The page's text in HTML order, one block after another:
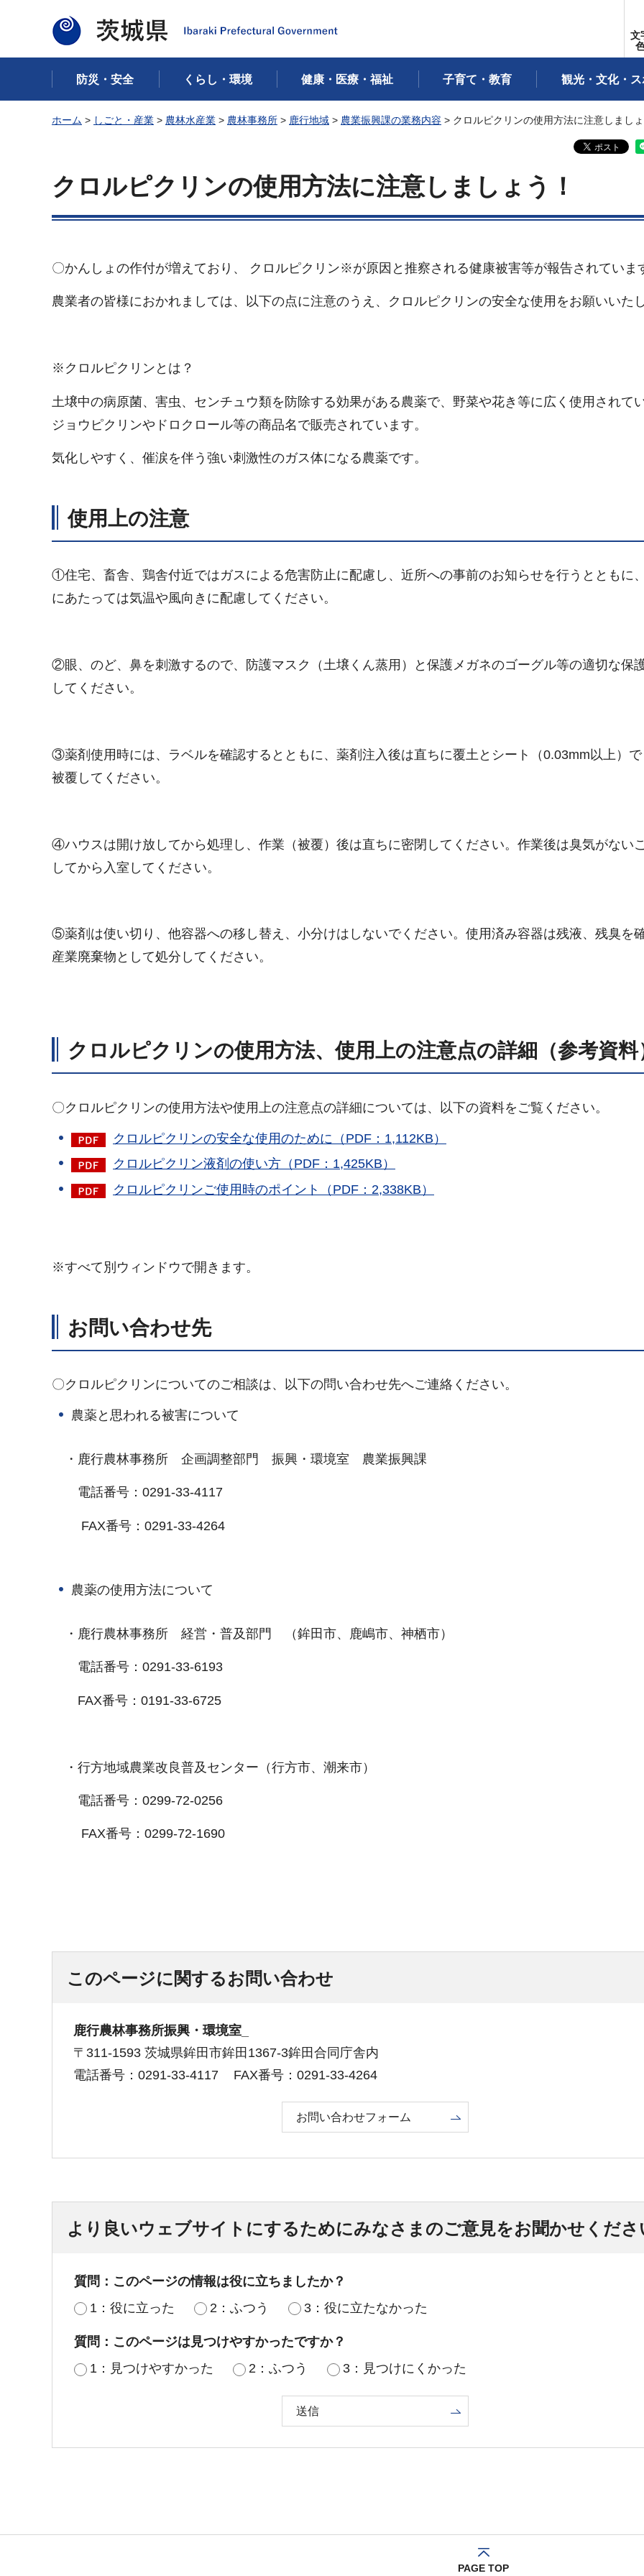
茨城県
文
防災・安全 くらし・環境 健康・医療・福祉 子育て・教育 観光・文化・
ホーム > しごと・産業 > 農林水産業 > 農林事務所 > 鹿行地域 > 農業振興課の業務内容 > クロルピクリンの使用方法に注意しまし
クロルピクリンの使用方法に注意しましょう！
〇かんしょの作付が増えており、 クロルピクリン※が原因と推察される健康被害等が報告されていま
農業者の皆様におかれましては、以下の点に注意のうえ、クロルピクリンの安全な使用をお願いいた
※クロルピクリンとは？
土壌中の病原菌、害虫、センチュウ類を防除する効果がある農薬で、野菜や花き等に広く使用されて
ジョウピクリンやドロクロール等の商品名で販売されています。
気化しやすく、催涙を伴う強い刺激性のガス体になる農薬です。
使用上の注意
①住宅、畜舎、鶏舎付近ではガスによる危害防止に配慮し、近所への事前のお知らせを行うとともに
にあたっては気温や風向きに配慮してください。
②眼、のど、鼻を刺激するので、防護マスク（土壌くん蒸用）と保護メガネのゴーグル等の適切な保
してください。
③薬剤使用時には、ラベルを確認するとともに、薬剤注入後は直ちに覆土とシート（0.03mm以上）
被覆してください。
④ハウスは開け放してから処理し、作業（被覆）後は直ちに密閉してください。作業後は臭気がない
してから入室してください。
⑤薬剤は使い切り、他容器への移し替え、小分けはしないでください。使用済み容器は残液、残臭を
産業廃棄物として処分してください。
クロルピクリンの使用方法、使用上の注意点の詳細（参考資料
〇クロルピクリンの使用方法や使用上の注意点の詳細については、以下の資料をご覧ください。
クロルピクリンの安全な使用のために（PDF：1,112KB）
クロルピクリン液剤の使い方（PDF：1,425KB）
クロルピクリンご使用時のポイント（PDF：2,338KB）
※すべて別ウィンドウで開きます。
お問い合わせ先
〇クロルピクリンについてのご相談は、以下の問い合わせ先へご連絡ください。
農薬と思われる被害について
・鹿行農林事務所 企画調整部門 振興・環境室 農業振興課
電話番号：0291-33-4117
FAX番号：0291-33-4264
農薬の使用方法について
・鹿行農林事務所 経営・普及部門 （鉾田市、鹿嶋市、神栖市）
電話番号：0291-33-6193
FAX番号：0191-33-6725
・行方地域農業改良普及センター（行方市、潮来市）
電話番号：0299-72-0256
FAX番号：0299-72-1690
このページに関するお問い合わせ
鹿行農林事務所振興・環境室_
〒311-1593 茨城県鉾田市鉾田1367-3鉾田合同庁舎内
電話番号：0291-33-4117
FAX番号：0291-33-4264
お問い合わせフォーム
より良いウェブサイトにするためにみなさまのご意見をお聞かせくださ
質問：このページの情報は役に立ちましたか？
1：役に立った
2：ふつう 3：役に立たなかった
質問：このページは見つけやすかったですか？
1：見つけやすかった
2：ふつう 3：見つけにくかった
PAGE TOP